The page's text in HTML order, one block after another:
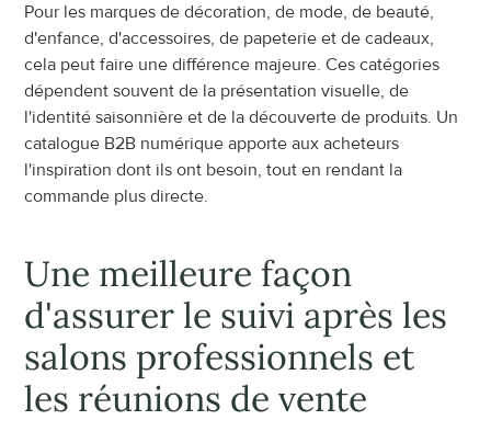
Pour les marques de décoration, de mode, de beauté,
d'enfance, d'accessoires, de papeterie et de cadeaux,
cela peut faire une différence majeure. Ces catégories
dépendent souvent de la présentation visuelle, de
l'identité saisonnière et de la découverte de produits. Un
catalogue B2B numérique apporte aux acheteurs
l'inspiration dont ils ont besoin, tout en rendant la
commande plus directe.
Une meilleure façon
d'assurer le suivi après les
salons professionnels et
les réunions de vente